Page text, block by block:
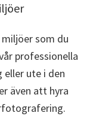
som du
professionella
eller ute i den
även att hyra